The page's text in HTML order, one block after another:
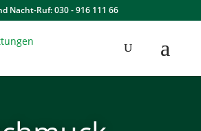
Nacht-Ruf: 030 - 916 111 66